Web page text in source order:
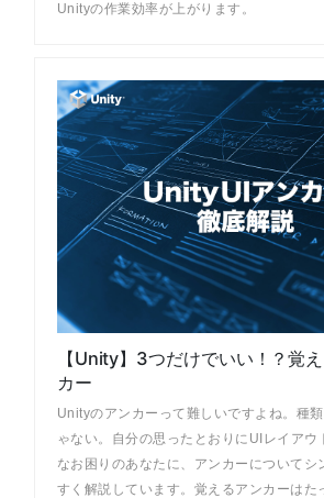
Unityの作業効率が上がります。
【Unity】3つだけでいい！？覚
カー
Unityのアンカーって難しいですよね。種
ゃない。自分の思ったとおりにUIレイアウ
なお困りのあなたに、アンカーについてシ
すく解説しています。覚えるアンカーはた